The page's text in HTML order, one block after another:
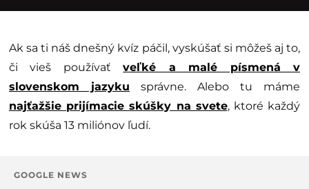
Ak sa ti náš dnešný kvíz páčil, vyskúšať si môžeš aj to,
či vieš používaťveľké a malé písmená v
slovenskom jazyku správne. Alebo tu máme
najťažšie prijímacie skúšky na svete, ktoré každý
rok skúša 13 miliónov ľudí.
GOOGLE NEWS